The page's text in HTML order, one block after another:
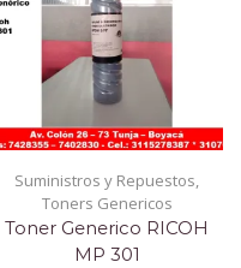
Suministros y Repuestos,
Toners Genericos
Toner Generico RICOH
MP 301